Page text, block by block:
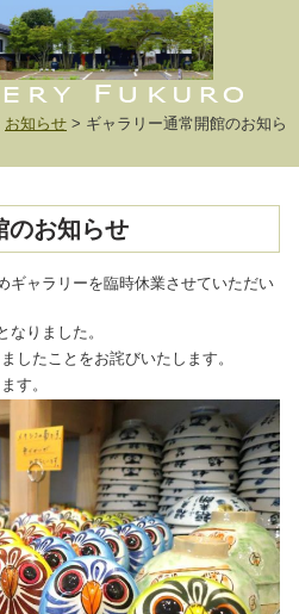
お知らせ > ギャラリー通常開館のお知ら
のお知らせ
ギャラリーを臨時休業させていただい
りました。
したことをお詫びいたします。
す。